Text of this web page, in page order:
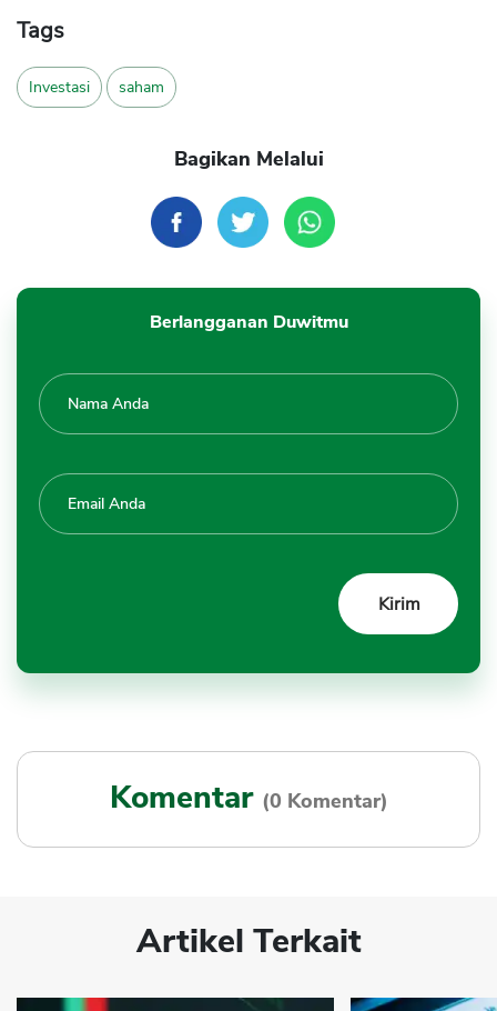
Tags
Investasi saham
Bagikan Melalui
Berlangganan Duwitmu
Komentar (0 Komentar)
Artikel Terkait